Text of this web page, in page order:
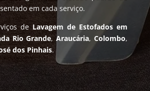
em cada serviço.
de Lavagem de Estofados em
Rio Grande,Araucária,Colombo,
dos Pinhais.